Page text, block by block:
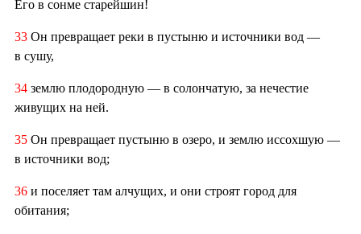
Его в сонме старейшин!
33 Он превращает реки в пустыню и источники вод —
в сушу,
34 землю плодородную — в солончатую, за нечестие
живущих на ней.
35 Он превращает пустыню в озеро, и землю иссохшую —
в источники вод;
36 и поселяет там алчущих, и они строят город для
обитания;